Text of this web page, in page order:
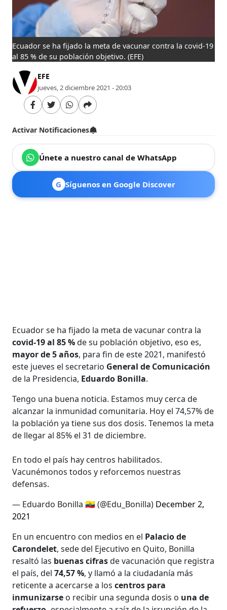
Ecuador se ha fijado la meta de vacunar contra la covid-19
al 85 % de su población objetivo. (EFE)
EFE
jueves, 2 diciembre 2021 - 20:03
Activar Notificaciones
Únete a nuestro canal de WhatsApp
G Síguenos en Google Discover
Ecuador se ha fijado la meta de vacunar contra la
covid-19 al 85 %de su población objetivo, eso es,
mayor de 5 años, para fin de este 2021, manifestó
este jueves el secretario General de Comunicación
de la Presidencia, Eduardo Bonilla.
Tengo una buena noticia. Estamos muy cerca de
alcanzar la inmunidad comunitaria. Hoy el 74,57% de
la población ya tiene sus dos dosis. Tenemos la meta
de llegar al 85% el 31 de diciembre.
En todo el país hay centros habilitados.
Vacunémonos todos y reforcemos nuestras
defensas.
— Eduardo Bonilla 🇪🇨 (@Edu_Bonilla) December 2,
2021
En un encuentro con medios en el Palacio de
Carondelet, sede del Ejecutivo en Quito, Bonilla
resaltó las buenas cifrasde vacunación que registra
el país, del74,57 %, y llamó a la ciudadanía más
reticente a acercarse a loscentros para
inmunizarse o recibir una segunda dosis o una de